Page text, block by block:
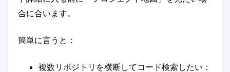
合に合います。
簡単に言うと：
複数リポジトリを横断してコード検索したい：